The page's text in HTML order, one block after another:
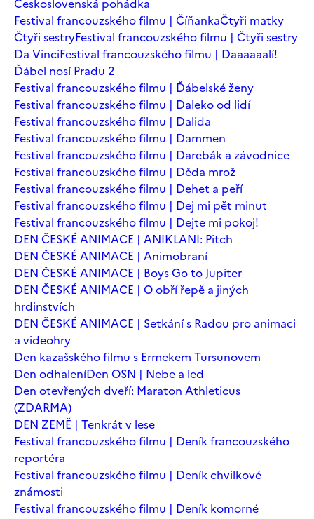
Festival francouzského filmu | ČíňankaČtyři matky
Čtyři sestryFestival francouzského filmu | Čtyři sestry
Da VinciFestival francouzského filmu | Daaaaaalí!
Ďábel nosí Pradu 2
Festival francouzského filmu | Ďábelské ženy
Festival francouzského filmu | Daleko od lidí
Festival francouzského filmu | Dalida
Festival francouzského filmu | Dammen
Festival francouzského filmu | Darebák a závodnice
Festival francouzského filmu | Děda mrož
Festival francouzského filmu | Dehet a peří
Festival francouzského filmu | Dej mi pět minut
Festival francouzského filmu | Dejte mi pokoj!
DEN ČESKÉ ANIMACE | ANIKLANI: Pitch
DEN ČESKÉ ANIMACE | Animobraní
DEN ČESKÉ ANIMACE | Boys Go to Jupiter
DEN ČESKÉ ANIMACE | O obří řepě a jiných
hrdinstvích
DEN ČESKÉ ANIMACE | Setkání s Radou pro animaci
a videohry
Den kazašského filmu s Ermekem Tursunovem
Den odhaleníDen OSN | Nebe a led
Den otevřených dveří: Maraton Athleticus
(ZDARMA)
DEN ZEMĚ | Tenkrát v lese
Festival francouzského filmu | Deník francouzského
reportéra
Festival francouzského filmu | Deník chvilkové
známosti
Festival francouzského filmu | Deník komorné